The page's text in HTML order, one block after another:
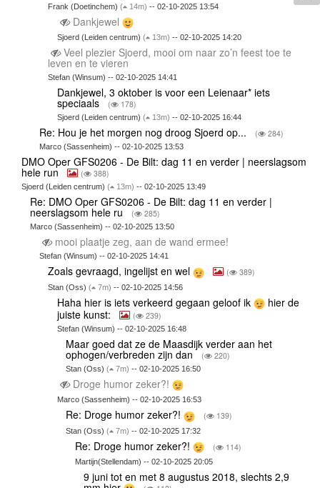
Frank (Doetinchem)( 14m) -- 02-10-2025 13:54
Dankjewel
Sjoerd (Leiden centrum) ( 13m) -- 02-10-2025 14:20
Veel plezier Sjoerd, mooi om naar zo’n feest toe te
leven en te vieren
Stefan (Winsum) -- 02-10-2025 14:41
Dankjewel, 3 oktober is voor een Leienaar* iets
speciaals ( 178)
Sjoerd (Leiden centrum) ( 13m) -- 02-10-2025 16:44
Re: Hou je het morgen nog droog Sjoerd op... ( 284)
Marco (Sassenheim) -- 02-10-2025 13:53
DMO Oper GFS0206 - De Bilt: dag 11 en verder | neerslagsom
hele run ( 388)
Sjoerd (Leiden centrum) ( 13m) -- 02-10-2025 13:49
Re: DMO Oper GFS0206 - De Bilt: dag 11 en verder |
neerslagsom hele ru ( 285)
Marco (Sassenheim) -- 02-10-2025 13:50
mooi plaatje zeg, aan de wand ermee!
Stefan (Winsum) -- 02-10-2025 14:41
Zoals gevraagd, ingelijst en wel ( 389)
Stan (Oss)( 7m) -- 02-10-2025 14:56
Haha hier is iets verkeerd gegaan geloof ik
hier de
juiste kunst:
( 239)
Stefan (Winsum) -- 02-10-2025 16:48
Maar goed dat ze de Maasdijk verder aan het
ophogen/verbreden zijn dan ( 220)
Stan (Oss)( 7m) -- 02-10-2025 16:50
Droge humor zeker?!
Marco (Sassenheim) -- 02-10-2025 16:53
Re: Droge humor zeker?! ( 139)
Stan (Oss)( 7m) -- 02-10-2025 17:32
Re: Droge humor zeker?! ( 114)
Martijn(Stellendam) -- 02-10-2025 20:05
9 juni tot en met 8 augustus 2018, slechts 2,9